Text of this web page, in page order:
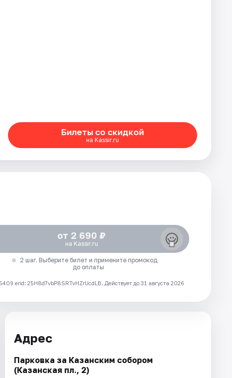
Билеты со скидкой
на Kassir.ru
от 2 690 ₽
на Kassir.ru
2 шаг. Выберите билет и примените промокод
до оплаты
erid: 25H8d7vbP8SRTvHZrUcdLB. Действует до 31 августа 2026
Адрес
Парковка за Казанским собором
(Казанская пл., 2)